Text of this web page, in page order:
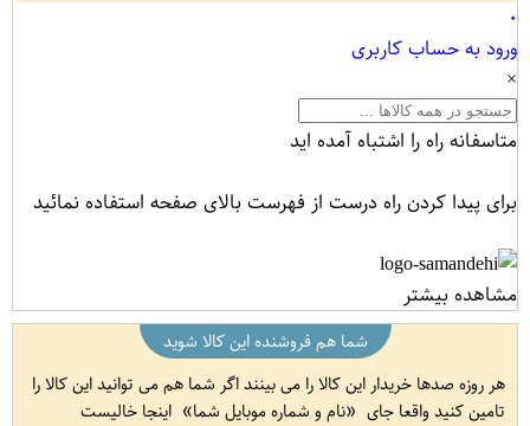
۰
ورود به حساب کاربری
×
متاسفانه راه را اشتباه آمده اید
برای پیدا کردن راه درست از فهرست بالای صفحه استفاده نمائید
مشاهده بیشتر
شما هم فروشنده این کالا شوید
هر روزه صدها خریدار این کالا را می بینند اگر شما هم می توانید این کالا را
تامین کنید واقعا جای
نام و شماره موبایل شما اینجا خالیست